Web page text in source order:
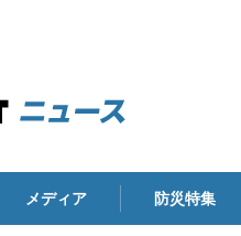
メディア 防災特集